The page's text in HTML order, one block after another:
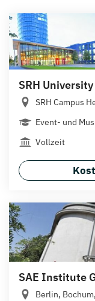
SRH
SRH Campus
Event- und
Vollzeit
SAE Institute
Berlin,